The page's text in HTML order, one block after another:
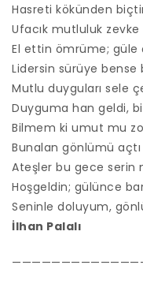
Hasreti kökünden
Ufacık mutluluk
El ettin ömrüme; güle
Lidersin sürüye bense
Mutlu duyguları sele
Duyguma han geldi,
Bilmem ki umut mu
Bunalan gönlümü
Ateşler bu gece serin
Hoşgeldin; gülünce
Seninle doluyum,
İlhan Palalı